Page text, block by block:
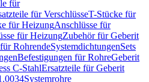
für
für VerschlüsseT-Stücke für
für HeizungAnschlüsse für
für HeizungZubehör für Geberit
RohrendeSystemdichtungenSets
Befestigungen für RohreGeberit
C-StahlErsatzteile für Geberit
Systemrohre